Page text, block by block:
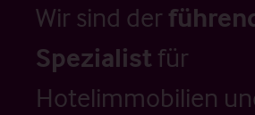
Wir sind der
Spezialistfür
Hotelimmobilien